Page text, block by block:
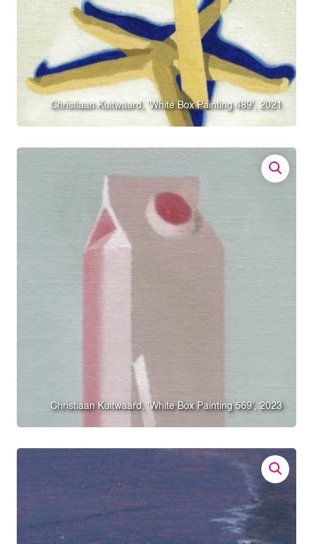
Christiaan Kuitwaard, 'White Box Painting 489', 2021
Christiaan Kuitwaard, 'White Box Painting 569', 2023